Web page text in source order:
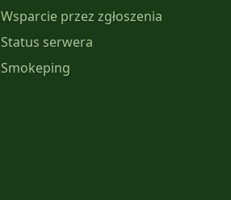
Wsparcie przez zgłoszenia
Status serwera
Smokeping